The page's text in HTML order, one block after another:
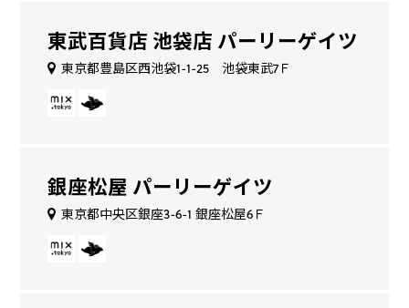
東武百貨店 池袋店 パーリーゲイツ
東京都豊島区西池袋1-1-25 池袋東武7Ｆ
銀座松屋 パーリーゲイツ
東京都中央区銀座3-6-1 銀座松屋6Ｆ